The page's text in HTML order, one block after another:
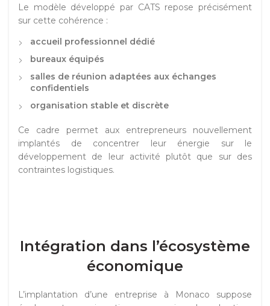
Le modèle développé par CATS repose précisément
sur cette cohérence :
accueil professionnel dédié
bureaux équipés
salles de réunion adaptées aux échanges
confidentiels
organisation stable et discrète
Ce cadre permet aux entrepreneurs nouvellement
implantés de concentrer leur énergie sur le
développement de leur activité plutôt que sur des
contraintes logistiques.
Intégration dans l’écosystème
économique
L’implantation d’une entreprise à Monaco suppose